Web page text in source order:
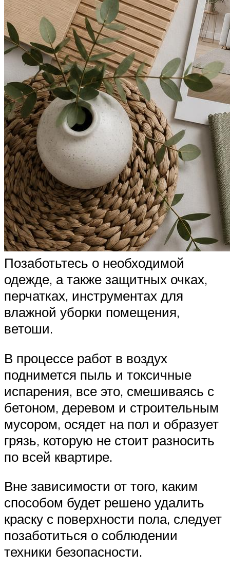
Позаботьтесь о необходимой
одежде, а также защитных очках,
перчатках, инструментах для
влажной уборки помещения,
ветоши.
В процессе работ в воздух
поднимется пыль и токсичные
испарения, все это, смешиваясь с
бетоном, деревом и строительным
мусором, осядет на пол и образует
грязь, которую не стоит разносить
по всей квартире.
Вне зависимости от того, каким
способом будет решено удалить
краску с поверхности пола, следует
позаботиться о соблюдении
техники безопасности.